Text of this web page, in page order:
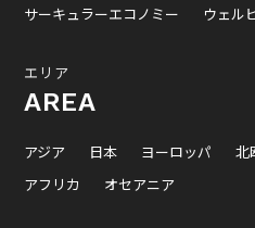
サーキュラーエコノミー
ウェル
エリア
AREA
アジア 日本 ヨーロッパ 北
アフリカ
オセアニア